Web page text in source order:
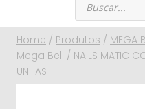
Home / Produtos / MEGA
Mega Bell / NAILS MATIC
UNHAS